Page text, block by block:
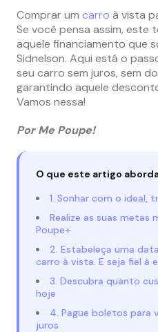
Comprar um carro à vista
Se você pensa assim, este
aquele financiamento que
Sidnelson. Aqui está o
seu carro sem juros, sem
garantindo aquele
Vamos nessa!
Por Me Poupe!
O que este artigo
1. Sonhar com o ideal,
Realize as suas metas
Poupe+
2. Estabeleça uma
carro à vista. E seja fiel à
3. Descubra quanto
hoje
4. Pague boletos para
juros